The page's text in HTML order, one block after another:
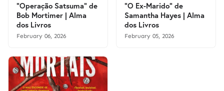
"Operação Satsuma" de
Bob Mortimer | Alma
dos Livros
February 06, 2026
"O Ex-Marido" de
Samantha Hayes | Alma
dos Livros
February 05, 2026